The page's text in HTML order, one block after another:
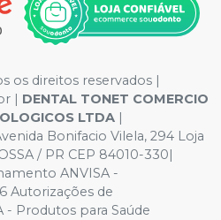
os direitos reservados |
| DENTAL TONET COMERCIO
LTDA |
Bonifacio Vilela, 294 Loja
/ PR CEP 84010-330|
ANVISA -
Autorizações de
- Produtos para Saúde